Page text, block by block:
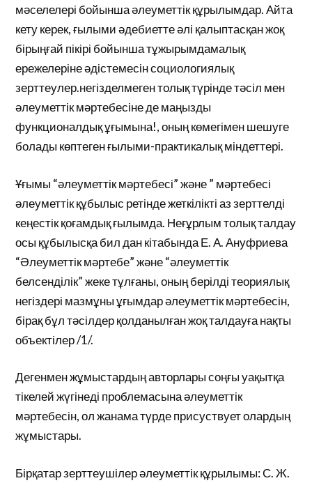
мәселелері бойынша әлеуметтік құрылымдар. Айта
кету керек, ғылыми әдебиетте әлі қалыптасқан жоқ
бірыңғай пікірі бойынша тұжырымдамалық
ережелеріне әдістемесін социологиялық
зерттеулер.негізделмеген толық түрінде тәсіл мен
әлеуметтік мәртебесіне де маңызды
функционалдық ұғымына!, оның көмегімен шешуге
болады көптеген ғылыми-практикалық міндеттері.
Ұғымы “әлеуметтік мәртебесі” және ” мәртебесі
әлеуметтік құбылыс ретінде жеткілікті аз зерттелді
кеңестік қоғамдық ғылымда. Неғұрлым толық талдау
осы құбылысқа бил дан кітабында Е. А. Ануфриева
“Әлеуметтік мәртебе” және “әлеуметтік
белсенділік” жеке тұлғаны, оның берілді теориялық
негіздері мазмұны ұғымдар әлеуметтік мәртебесін,
бірақ бұл тәсілдер қолданылған жоқ талдауға нақты
объектілер /1/.
Дегенмен жұмыстардың авторлары соңғы уақытқа
тікелей жүгінеді проблемасына әлеуметтік
мәртебесін, ол жанама түрде присуствует олардың
жұмыстары.
Бірқатар зерттеушілер әлеуметтік құрылымы: С. Ж.